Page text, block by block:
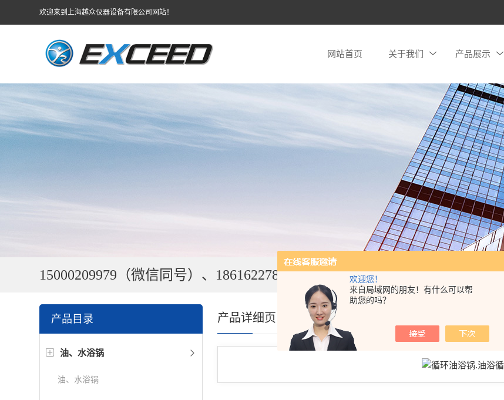
欢迎您！
来自局域网的朋友！有什么可以帮
助您的吗？
欢迎来到上海越众仪器设备有限公司网站！
网站首页 关于我们 产品展示
15000209979（微信同号）、18616227849
产品目录
油、水浴锅
油、水浴锅
产品详细页